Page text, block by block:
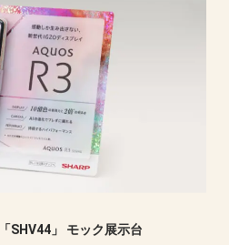
SHV44」 モック展示台